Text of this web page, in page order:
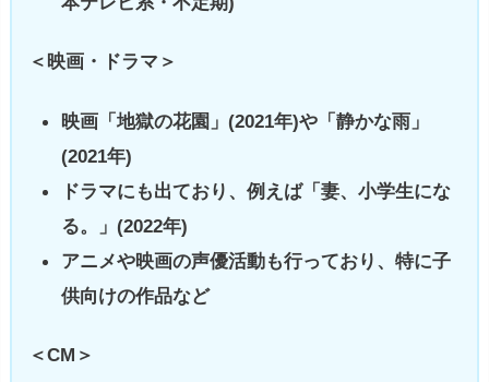
＜映画・ドラマ＞
映画「地獄の花園」(2021年)や「静かな雨」
(2021年)
ドラマにも出ており、例えば「妻、小学生にな
る。」(2022年)
アニメや映画の声優活動も行っており、特に子
供向けの作品など
＜CM＞